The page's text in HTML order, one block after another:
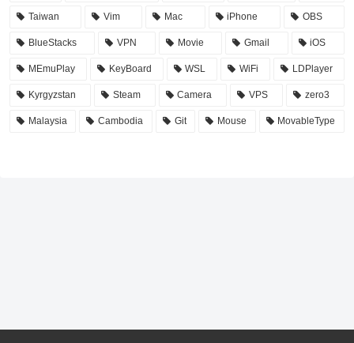
Taiwan Vim Mac iPhone OBS
BlueStacks VPN Movie Gmail iOS
MEmuPlay KeyBoard WSL WiFi LDPlayer
Kyrgyzstan Steam Camera VPS zero3
Malaysia Cambodia Git Mouse MovableType